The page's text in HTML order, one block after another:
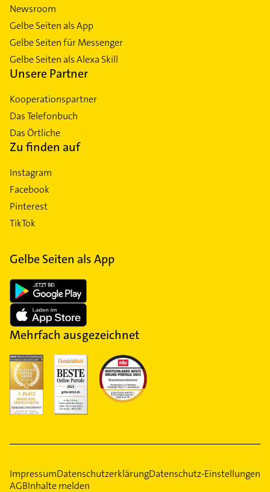
Newsroom
Gelbe Seiten als App
Gelbe Seiten für Messenger
Gelbe Seiten als Alexa Skill
Unsere Partner
Kooperationspartner
Das Telefonbuch
Das Örtliche
Zu finden auf
Instagram
Facebook
Pinterest
TikTok
Gelbe Seiten als App
Mehrfach ausgezeichnet
ImpressumDatenschutzerklärungDatenschutz-Einstellungen
AGBInhalte melden